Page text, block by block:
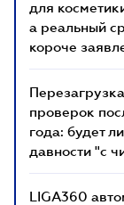
для
а реальный
короче
проверок
года: будет
давности "с
LIGA360